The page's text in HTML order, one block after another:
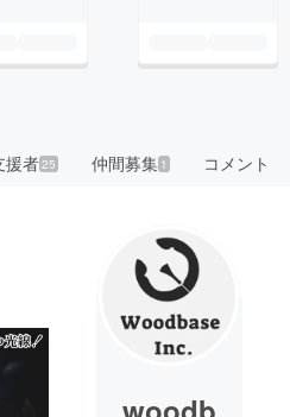
援者 25 仲間募集 1 コメント